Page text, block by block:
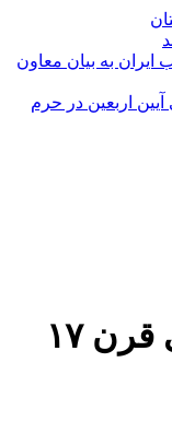
به بیان معاون
اربعین در حرم
مقتل شیعی اسپانیولی قرن ۱۷